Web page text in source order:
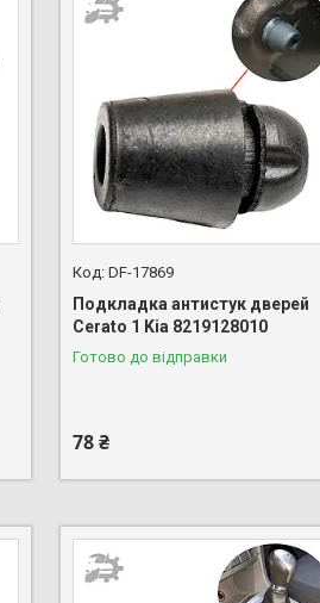
DF-17869
Подкладка антистук дверей
Cerato 1 Kia 8219128010
Готово до відправки
78 ₴